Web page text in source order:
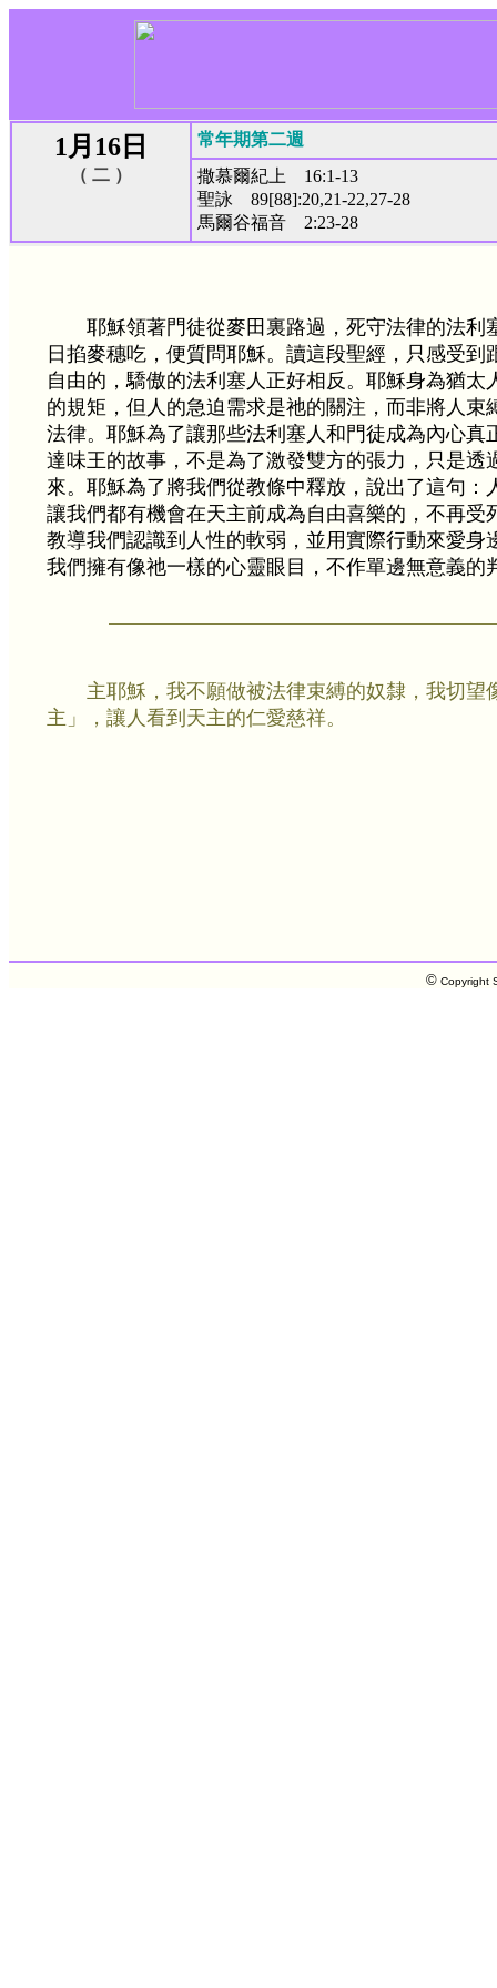
1月16日
（ 二 ）
常年期第二週
撒慕爾紀上 16:1-13
聖詠 89[88]:20,21-22,27-28
馬爾谷福音 2:23-28
耶穌領著門徒從麥田裏路過，死守法律的法利
日掐麥穗吃，便質問耶穌。讀這段聖經，只感受到
自由的，驕傲的法利塞人正好相反。耶穌身為猶太
的規矩，但人的急迫需求是祂的關注，而非將人束
法律。耶穌為了讓那些法利塞人和門徒成為內心真
達味王的故事，不是為了激發雙方的張力，只是透
來。耶穌為了將我們從教條中釋放，說出了這句：
讓我們都有機會在天主前成為自由喜樂的，不再受
教導我們認識到人性的軟弱，並用實際行動來愛身
我們擁有像祂一樣的心靈眼目，不作單邊無意義的
主耶穌，我不願做被法律束縛的奴隸，我切望
主」，讓人看到天主的仁愛慈祥。
© Copyright